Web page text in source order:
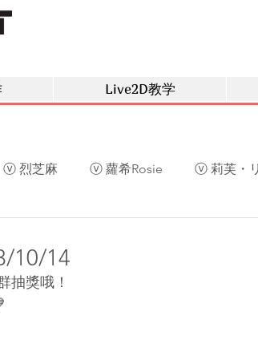
Live2D教学
ⓥ 烈芝麻 ⓥ 蘿希Rosie ⓥ 莉芙・
10/14
抽獎哦！